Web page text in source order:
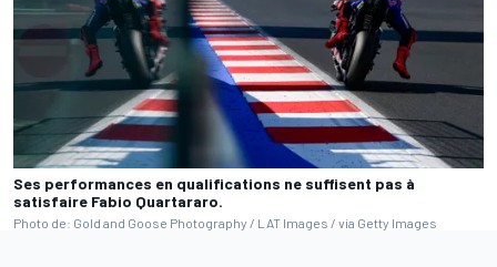
Ses performances en qualifications ne suffisent pas à
satisfaire Fabio Quartararo.
Photo de: Gold and Goose Photography / LAT Images / via Getty Images